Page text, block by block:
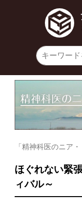
「精神科医のニア
ほぐれない緊
ィバル～